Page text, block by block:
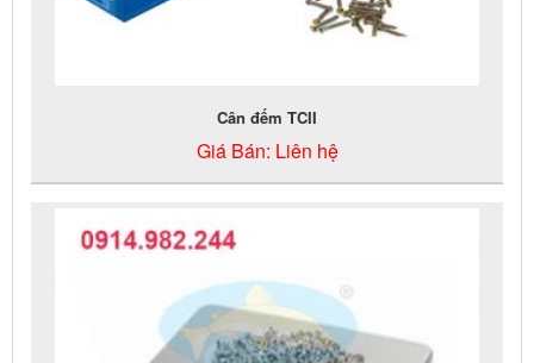
Cân đếm TCII
Giá Bán: Liên hệ